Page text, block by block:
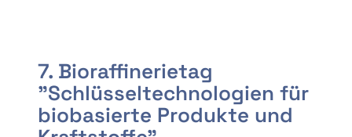
7. Bioraffinerietag
"Schlüsseltechnologien für
biobasierte Produkte und